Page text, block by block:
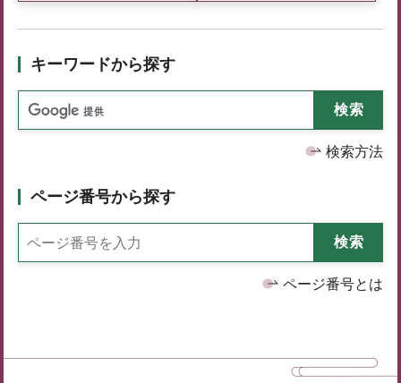
キーワードから探す
検索方法
ページ番号から探す
ページ番号とは